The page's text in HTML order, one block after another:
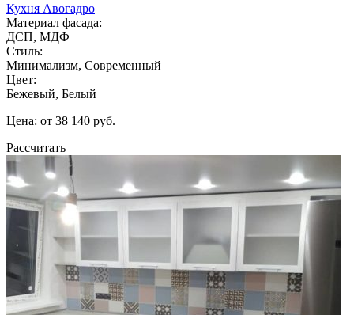
Кухня Авогадро
Материал фасада:
ДСП, МДФ
Стиль:
Минимализм, Современный
Цвет:
Бежевый, Белый
Цена: от 38 140 руб.
Рассчитать